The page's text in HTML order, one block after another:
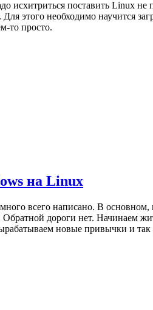
исхитриться поставить Linux не
этого необходимо научится
то просто.
на Linux
всего написано. В основном,
Обратной дороги нет. Начинаем
новые привычки и так